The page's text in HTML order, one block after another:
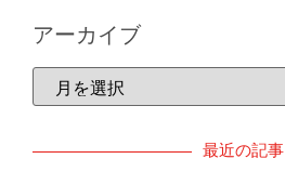
アーカイブ
最近の記事